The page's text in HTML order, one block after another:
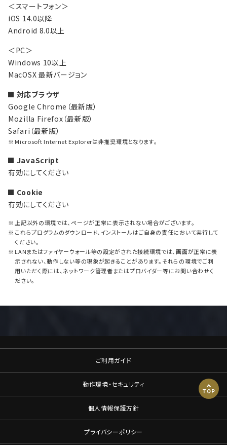
＜スマートフォン＞
iOS 14.0以降
Android 8.0以上
＜PC＞
Windows 10以上
MacOSX 最新バージョン
対応ブラウザ
Google Chrome（最新版）
Mozilla Firefox（最新版）
Safari（最新版）
Microsoft Internet Explorerは非推奨環境となります。
JavaScript
有効にしてください
Cookie
有効にしてください
上記以外の環境では、ページが正常に表示されない場合がございます。
これらプログラムのダウンロード、インストールはご自身の責任において実行して
ください。
LANまたはファイヤーウォール等の設定がされた接続環境では、画面が正常に表
示されない、動作しない等の現象が起きることがあります。それらの環境でご利
用いただく際には、ネットワーク管理者またはプロバイダー等にお問い合わせく
ださい。
ご利用ガイド
動作環境・セキュリティ
個人情報保護方針
プライバシーポリシー
TOP